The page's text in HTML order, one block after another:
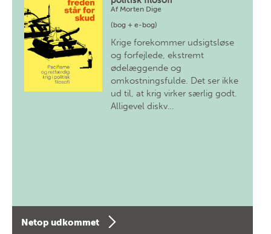
Af Morten Dige
(bog + e-bog)
Krige forekommer udsigtsløse
og forfejlede, ekstremt
ødelæggende og
omkostningsfulde. Det ser ikke
ud til, at krig virker særlig godt.
Alligevel diskv…
Netop udkommet